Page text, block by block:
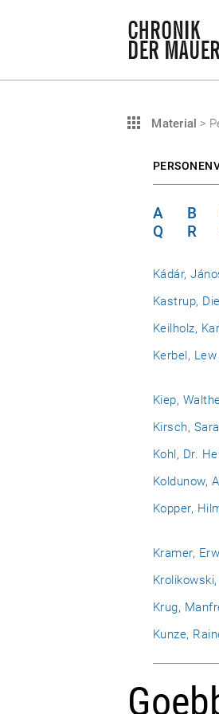
Material >
A B
Q
R
Kádár,
Kastrup,
Keilholz,
Kerbel,
Kiep,
Kirsch,
Kohl, Dr.
Koldunow,
Kopper,
Kramer,
Krug,
Kunze,